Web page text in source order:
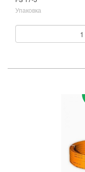
Упаковка